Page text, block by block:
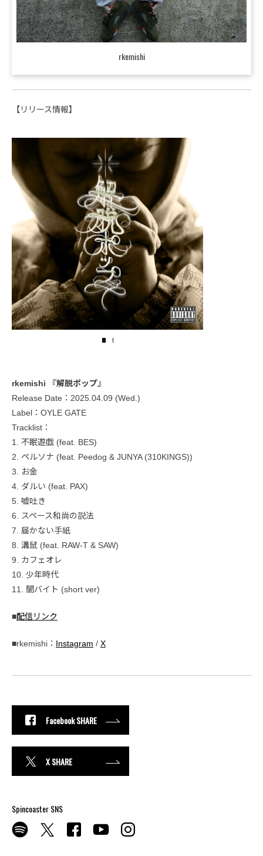
rkemishi
【リリース情報】
rkemishi 『解脱ポップ』
Release Date：2025.04.09 (Wed.)
Label：OYLE GATE
Tracklist：
1. 不眠遊戯 (feat. BES)
2. ペルソナ (feat. Peedog & JUNYA (310KINGS))
3. お金
4. ダルい (feat. PAX)
5. 嘘吐き
6. スペース和尚の説法
7. 届かない手紙
8. 溝鼠 (feat. RAW-T & SAW)
9. カフェオレ
10. 少年時代
11. 闇バイト (short ver)
■配信リンク
■rkemishi： Instagram / X
Facebook SHARE
X SHARE
Spincoaster SNS